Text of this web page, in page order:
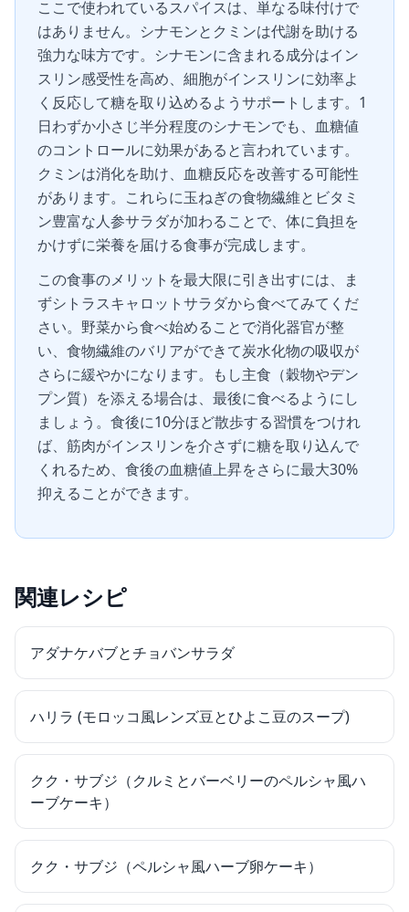
ここで使われているスパイスは、単なる味付けで
はありません。シナモンとクミンは代謝を助ける
強力な味方です。シナモンに含まれる成分はイン
スリン感受性を高め、細胞がインスリンに効率よ
く反応して糖を取り込めるようサポートします。1
日わずか小さじ半分程度のシナモンでも、血糖値
のコントロールに効果があると言われています。
クミンは消化を助け、血糖反応を改善する可能性
があります。これらに玉ねぎの食物繊維とビタミ
ン豊富な人参サラダが加わることで、体に負担を
かけずに栄養を届ける食事が完成します。
この食事のメリットを最大限に引き出すには、ま
ずシトラスキャロットサラダから食べてみてくだ
さい。野菜から食べ始めることで消化器官が整
い、食物繊維のバリアができて炭水化物の吸収が
さらに緩やかになります。もし主食（穀物やデン
プン質）を添える場合は、最後に食べるようにし
ましょう。食後に10分ほど散歩する習慣をつけれ
ば、筋肉がインスリンを介さずに糖を取り込んで
くれるため、食後の血糖値上昇をさらに最大30%
抑えることができます。
関連レシピ
アダナケバブとチョバンサラダ
ハリラ (モロッコ風レンズ豆とひよこ豆のスープ)
クク・サブジ（クルミとバーベリーのペルシャ風ハ
ーブケーキ）
クク・サブジ（ペルシャ風ハーブ卵ケーキ）